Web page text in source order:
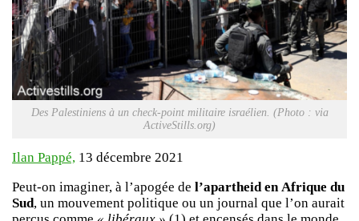
Des Palestiniens à un check-point militaire israélien. (Photo : via
ActiveStills.org)
Ilan Pappé, 13 décembre 2021
Peut-on imaginer, à l’apogée de l’apartheid en Afrique du
Sud, un mouvement politique ou un journal que l’on aurait